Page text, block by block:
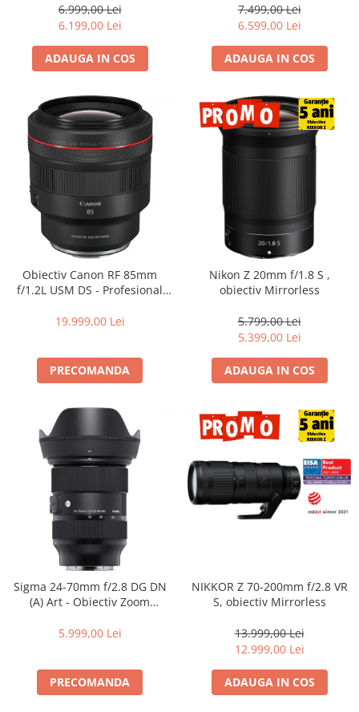
6.999,00 Lei
6.199,00 Lei
ADAUGA IN COS
Profesionist
7.499,00 Lei
6.599,00 Lei
ADAUGA IN COS
Obiectiv Canon RF 85mm
f/1.2L USM DS - Profesional
L
19.999,00 Lei
PRECOMANDA
Nikon Z 20mm f/1.8 S ,
obiectiv Mirrorless
5.799,00 Lei
5.399,00 Lei
ADAUGA IN COS
Sigma 24-70mm f/2.8 DG DN
(A) Art - Obiectiv Zoom
Sony E
5.999,00 Lei
PRECOMANDA
NIKKOR Z 70-200mm f/2.8 VR
S, obiectiv Mirrorless
13.999,00 Lei
12.999,00 Lei
ADAUGA IN COS